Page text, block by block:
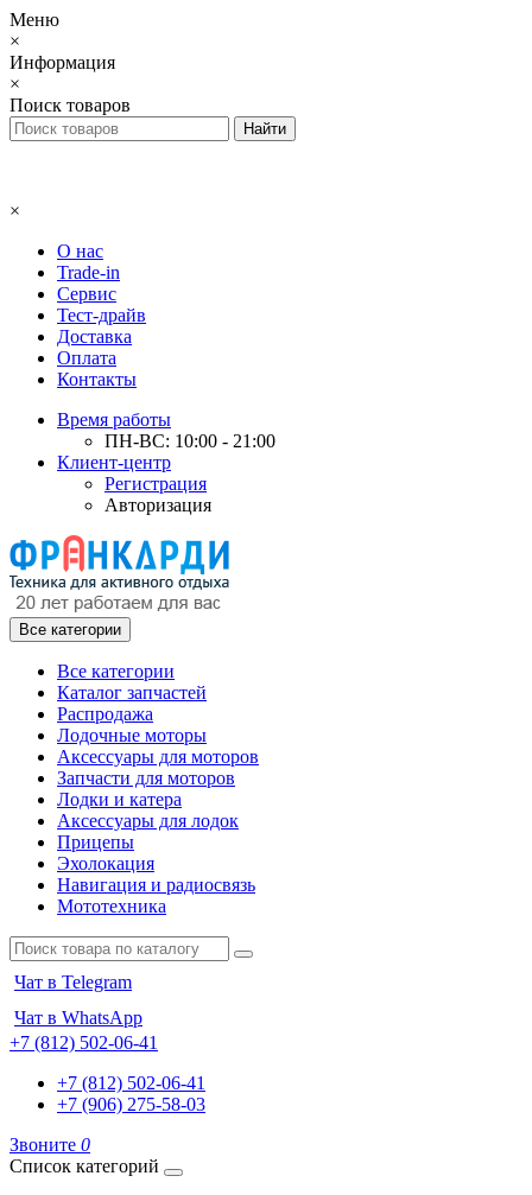
Меню
×
Информация
×
Поиск товаров
×
О нас
Trade-in
Сервис
Тест-драйв
Доставка
Оплата
Контакты
Время работы
ПН-ВС: 10:00 - 21:00
Клиент-центр
Регистрация
Авторизация
Все категории
Все категории
Каталог запчастей
Распродажа
Лодочные моторы
Аксессуары для моторов
Запчасти для моторов
Лодки и катера
Аксессуары для лодок
Прицепы
Эхолокация
Навигация и радиосвязь
Мототехника
Чат в Telegram
Чат в WhatsApp
+7 (812) 502-06-41
+7 (812) 502-06-41
+7 (906) 275-58-03
Звоните 0
Список категорий